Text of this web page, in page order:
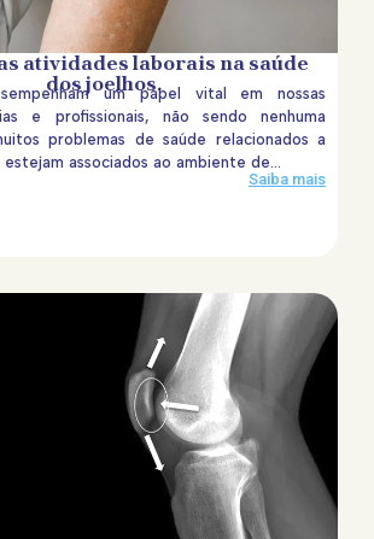
atividades laborais na saúde
dos joelhos.um papel vital em nossas
e profissionais, não sendo nenhuma
problemas de saúde relacionados a
associados ao ambiente de...
Saiba mais